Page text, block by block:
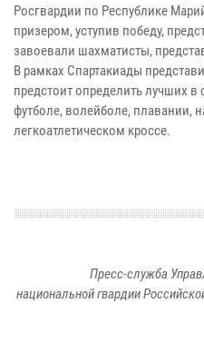
Росгвардии по Республике
призером, уступив победу,
завоевали шахматисты,
В рамках Спартакиады
предстоит определить лучших
футболе, волейболе, плавании,
легкоатлетическом кроссе.
Пресс-служба
национальной гвардии